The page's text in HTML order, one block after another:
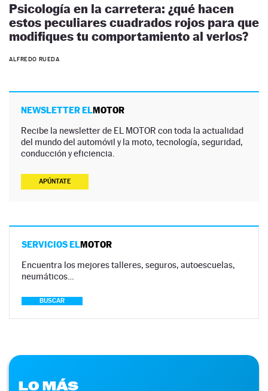
Psicología en la carretera: ¿qué hacen
estos peculiares cuadrados rojos para que
modifiques tu comportamiento al verlos?
ALFREDO RUEDA
NEWSLETTER ELMOTOR
Recibe la newsletter de EL MOTOR con toda la actualidad
del mundo del automóvil y la moto, tecnología, seguridad,
conducción y eficiencia.
APÚNTATE
SERVICIOS ELMOTOR
Encuentra los mejores talleres, seguros, autoescuelas,
neumáticos…
BUSCAR
LO MÁS